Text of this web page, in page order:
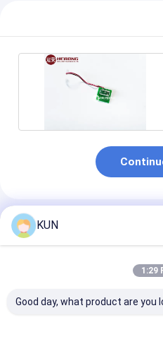
Produits Recommandés
KUN
1:29
Good day, what product are you